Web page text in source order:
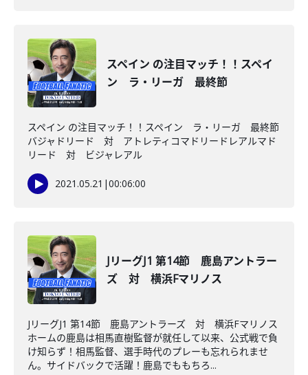
スペイン の注目マッチ！！スペイ
ン ラ・リーガ 最終節
スペイン の注目マッチ！！スペイン ラ・リーガ 最終節
バジャドリード 対 アトレティコマドリードレアルマド
リード 対 ビジャレアル
2021.05.21 |00:06:00
JリーグJ1 第14節 鹿島アントラー
ズ 対 横浜Fマリノス
JリーグJ1 第14節 鹿島アントラーズ 対 横浜Fマリノス
ホームの鹿島は相馬直樹監督が就任して以来、公式戦で負
け知らず！相馬監督、選手時代のプレーも忘れられませ
ん。サイドバックで活躍！鹿島でももちろ...